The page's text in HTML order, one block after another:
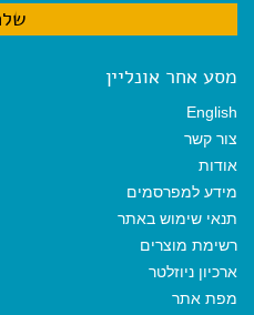
מסע אחר אונליין
English
צור קשר
אודות
מידע למפרסמים
תנאי שימוש באתר
רשימת מוצרים
ארכיון ניוזלטר
מפת אתר